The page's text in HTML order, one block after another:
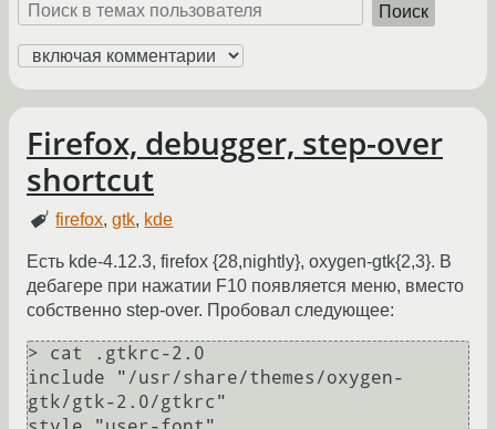
Поиск
Firefox, debugger, step-over
shortcut
firefox,gtk, kde
Есть kde-4.12.3, firefox {28,nightly}, oxygen-gtk{2,3}. В
дебагере при нажатии F10 появляется меню, вместо
собственно step-over. Пробовал следующее:
> cat .gtkrc-2.0
include "/usr/share/themes/oxygen-
gtk/gtk-2.0/gtkrc"